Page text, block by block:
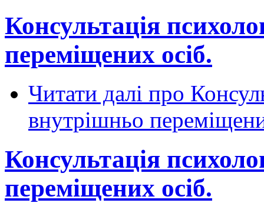
Консультація
переміщених осіб.
Читати далі про
внутрішньо
Консультація
переміщених осіб.